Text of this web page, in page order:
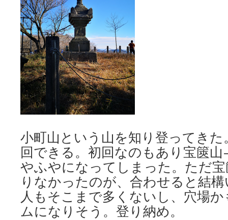
小町山という山を知り登ってき
回できる。初回なのもあり宝篋
やふやになってしまった。ただ
りなかったのが、合わせると結
人もそこまで多くないし、穴場
ムになりそう。登り納め。